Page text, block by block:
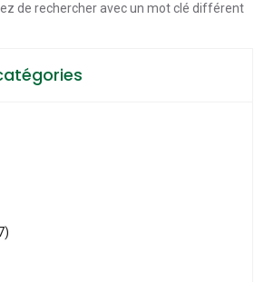
de rechercher avec un mot clé différent